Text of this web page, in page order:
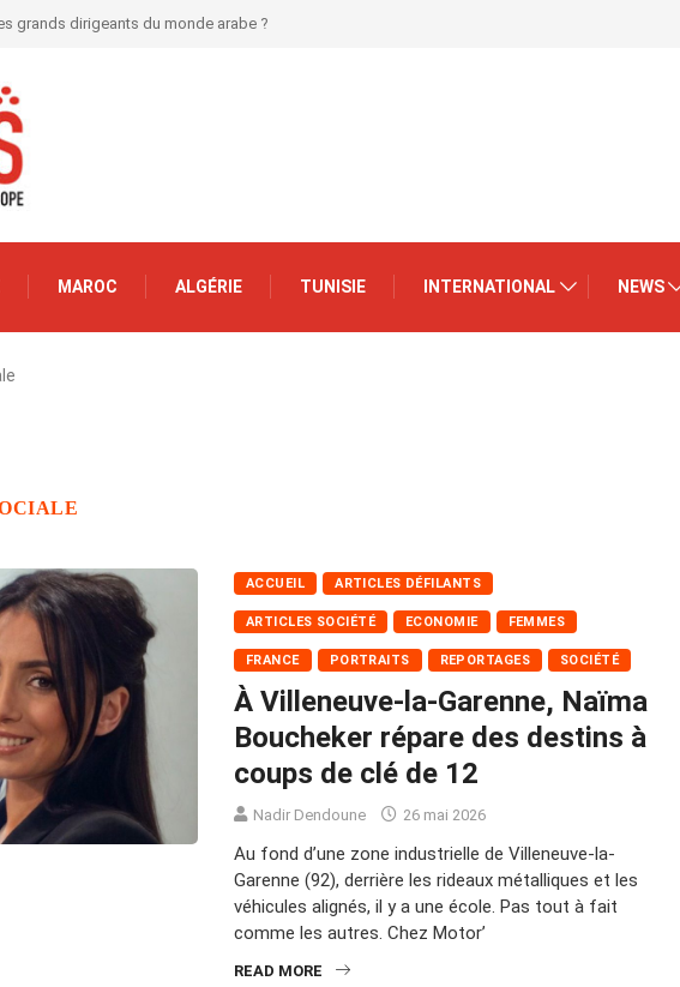
grands dirigeants du monde arabe ?
MAROC ALGÉRIE TUNISIE INTERNATIONAL NEWS
ACCUEIL ARTICLES DÉFILANTS
ARTICLES SOCIÉTÉ ECONOMIE FEMMES
FRANCE PORTRAITS REPORTAGES SOCIÉTÉ
À Villeneuve-la-Garenne, Naïma
Boucheker répare des destins à
coups de clé de 12
Nadir Dendoune 26 mai 2026
Au fond d’une zone industrielle de Villeneuve-la-
Garenne (92), derrière les rideaux métalliques et les
véhicules alignés, il y a une école. Pas tout à fait
comme les autres. Chez Motor’
READ MORE